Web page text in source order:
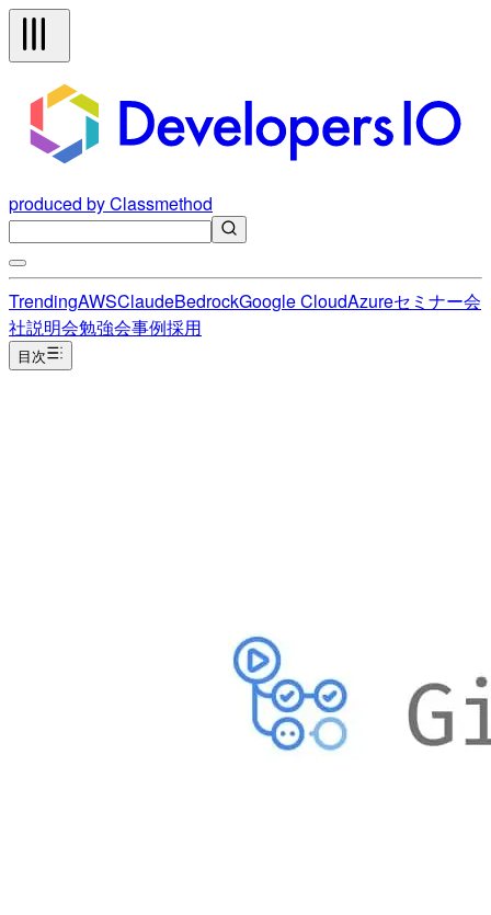
produced by Classmethod
TrendingAWSClaudeBedrockGoogle CloudAzureセミナー会
社説明会勉強会事例採用
目次